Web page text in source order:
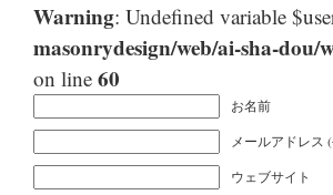
Warning: Undefined variable
masonrydesign/web/ai-sha-dou/
on line 60
お名前
メールアドレス
ウェブサイト